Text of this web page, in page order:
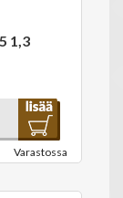
1,3
Varastossa